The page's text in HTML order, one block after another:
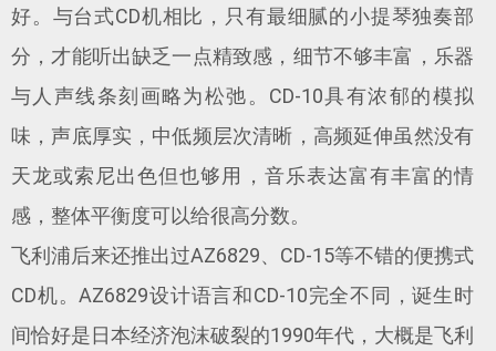
好。与台式CD机相比，只有最细腻的小提琴独奏部
分，才能听出缺乏一点精致感，细节不够丰富，乐器
与人声线条刻画略为松弛。CD-10具有浓郁的模拟
味，声底厚实，中低频层次清晰，高频延伸虽然没有
天龙或索尼出色但也够用，音乐表达富有丰富的情
感，整体平衡度可以给很高分数。
飞利浦后来还推出过AZ6829、CD-15等不错的便携式
CD机。AZ6829设计语言和CD-10完全不同，诞生时
间恰好是日本经济泡沫破裂的1990年代，大概是飞利